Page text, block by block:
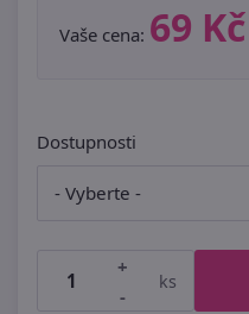
Vaše cena: 69 Kč
Dostupnosti
+
-
ks